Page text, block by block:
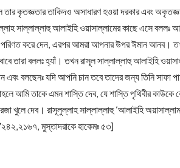
কৃতজ্ঞতার তাকিদও অসাধারণ হওয়া দরকার এবং
সাল্লাল্লাহু আলাইহি ওয়াসাল্লামের কাছে এসে বললঃ
করে দেন, এরপর আমরা আপনার উপর ঈমান আনব।
তারা বললঃ হ্যাঁ। তখন রাসূল সাল্লাল্লাহু আলাইহি
বলছেনঃ যদি আপনি চান তবে তাদের জন্য তিনি সাফা
আমি তাকে এমন শাস্তি দেব, যে শাস্তি পৃথিবীর কাউকে
খুলে দেব। রাসূলুল্লাহ সাল্লাল্লাহু ‘আলাইহি
মুস্তাদরাকে হাকেমঃ ৫৩]